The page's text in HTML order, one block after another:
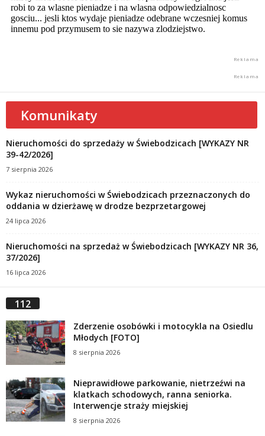
Komunikaty
Nieruchomości do sprzedaży w Świebodzicach [WYKAZY NR
39-42/2026]
7 sierpnia 2026
Wykaz nieruchomości w Świebodzicach przeznaczonych do
oddania w dzierżawę w drodze bezprzetargowej
24 lipca 2026
Nieruchomości na sprzedaż w Świebodzicach [WYKAZY NR 36,
37/2026]
16 lipca 2026
112
Zderzenie osobówki i motocykla na Osiedlu
Młodych [FOTO]
8 sierpnia 2026
Nieprawidłowe parkowanie, nietrzeźwi na
klatkach schodowych, ranna seniorka.
Interwencje straży miejskiej
8 sierpnia 2026